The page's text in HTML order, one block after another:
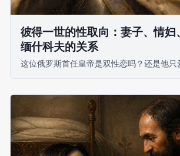
彼得一世的性取向：妻子、情
缅什科夫的关系
这位俄罗斯首任皇帝是双性恋吗？还是他只